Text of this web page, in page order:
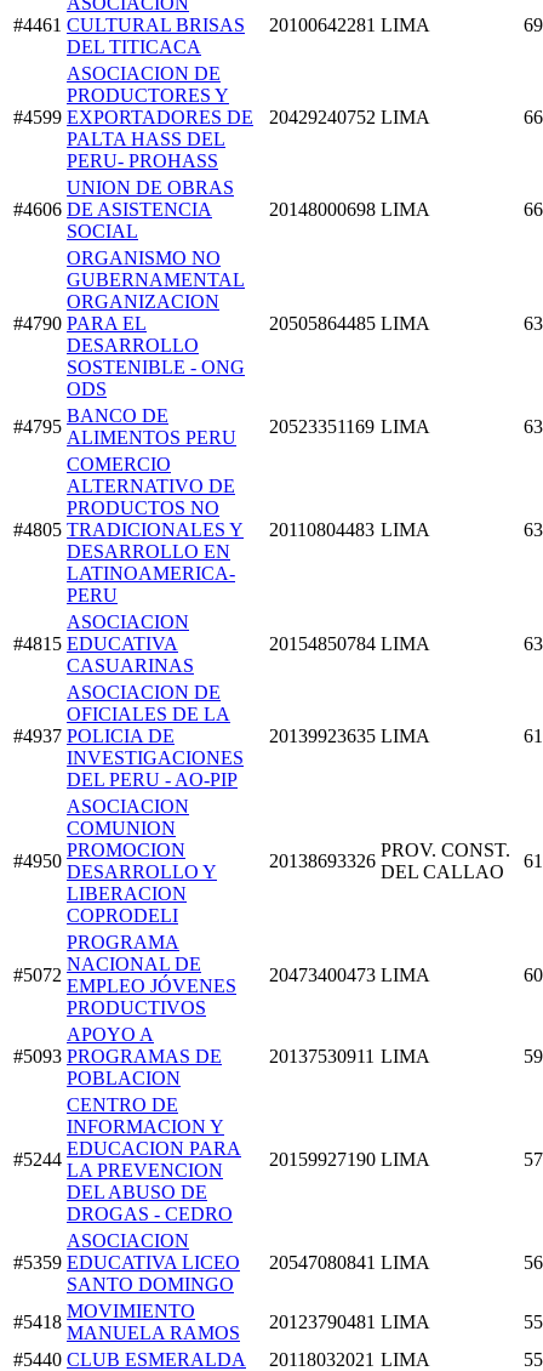
#4461 CULTURAL BRISAS
DEL TITICACA
20100642281 LIMA
#4599
ASOCIACION DE
PRODUCTORES Y
EXPORTADORES DE
PALTA HASS DEL
PERU- PROHASS
20429240752 LIMA
#4606
UNION DE OBRAS
DE ASISTENCIA
SOCIAL
20148000698 LIMA
#4790
ORGANISMO NO
GUBERNAMENTAL
ORGANIZACION
PARA EL
DESARROLLO
SOSTENIBLE - ONG
ODS
20505864485 LIMA
#4795
BANCO DE
ALIMENTOS PERU
20523351169 LIMA
#4805
COMERCIO
ALTERNATIVO DE
PRODUCTOS NO
TRADICIONALES Y
DESARROLLO EN
LATINOAMERICA-
PERU
20110804483 LIMA
#4815
ASOCIACION
EDUCATIVA
CASUARINAS
20154850784 LIMA
#4937
ASOCIACION DE
OFICIALES DE LA
POLICIA DE
INVESTIGACIONES
DEL PERU - AO-PIP
20139923635 LIMA
#4950
ASOCIACION
COMUNION
PROMOCION
DESARROLLO Y
LIBERACION
COPRODELI
20138693326
PROV. CONST.
DEL CALLAO
#5072
PROGRAMA
NACIONAL DE
EMPLEO JÓVENES
PRODUCTIVOS
20473400473 LIMA
#5093
APOYO A
PROGRAMAS DE
POBLACION
20137530911 LIMA
#5244
CENTRO DE
INFORMACION Y
EDUCACION PARA
LA PREVENCION
DEL ABUSO DE
DROGAS - CEDRO
20159927190 LIMA
#5359
ASOCIACION
EDUCATIVA LICEO
SANTO DOMINGO
20547080841 LIMA
#5418
MOVIMIENTO
MANUELA RAMOS
20123790481 LIMA
#5440 CLUB ESMERALDA 20118032021 LIMA